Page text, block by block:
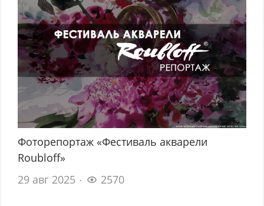
Фоторепортаж «Фестиваль акварели
Roubloff»
29 авг 2025
2570